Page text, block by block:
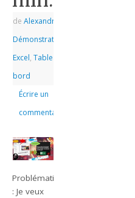
deAlexandre
Démonstrations
Excel,Tableau de
bord
Écrire un
commentaire
Problématique
: Je veux